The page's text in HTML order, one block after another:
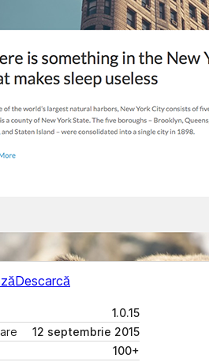
Descarcă
1.0.15
12 septembrie 2015
100+